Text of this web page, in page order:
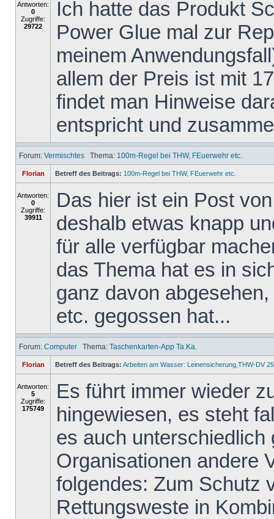
Antworten:
0
Zugriffe:
29722
Ich hatte das Produkt
Power Glue mal zur
meinem
allem der Preis ist mit
findet man Hinweise
entspricht und
Forum: Vermischtes Thema: 100m-Regel bei THW, FEuerwehr etc.
Florian Betreff des Beitrags: 100m-Regel bei THW, FEuerwehr etc.
Antworten:
0
Zugriffe:
39911
Das hier ist ein Post
deshalb etwas knapp
für alle verfügbar
das Thema hat es in
ganz davon
etc. gegossen hat...
Forum: Computer Thema: Taschenkarten-App Ta.Ka.
Florian Betreff des Beitrags: Arbeiten am Wasser: Leinensicherung,THW-DV
Antworten:
5
Zugriffe:
175749
Es führt immer wieder
hingewiesen, es steht
es auch unterschiedlich
Organisationen andere
folgendes: Zum Schutz
Rettungsweste in